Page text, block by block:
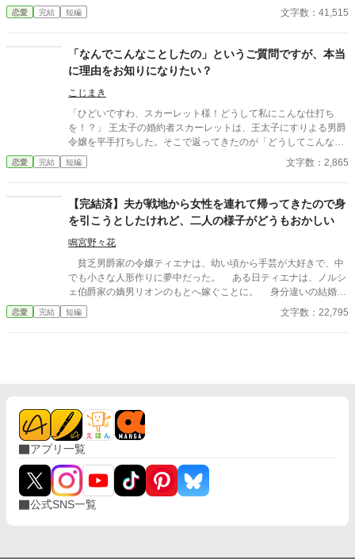
私は家を出ることにしよう。 私はある日見つけた求人を手に、遠
く離れたキルシュタイン公爵領へと向かうことしたのだった。 ※
説家になろう様でも掲載しています
恋愛 完結 短編 文字数：41,515
「なんでこんなことしたの」というご質問ですが、本当
に理由をお知りになりたい？
こじまき
「ひどいですわ、スカーレット様！どうして私にこんな仕打ち
を！？」 王太子の婚約者スカーレットは、王太子にすりよる男爵
令嬢を平手打ちした。そこで返ってきたのが「どうしてこんなこ
とを」という質問である。 わからないなら、丁寧にご説明して差
し上げるわ。でも、本当に大丈夫かしら。 ――全部説明された
恋愛 完結 短編 文字数：2,865
【完結済】夫が戦地から女性を連れて帰ってきたので身
を引こうとしたけれど、二人の様子がどうもおかしい
鳴宮野々花
貧乏男爵家の令嬢ティエナは、幼い頃から手芸が大好きで、中
でも小さな人形作りに夢中だった。 ある日ティエナは、ノルシ
ェ伯爵家の嫡男リオンのもとへ嫁ぐことに。 身分違いの結婚に
戸惑いながらも、伯爵夫人として相応しくあろうと、ティエナは
人形作りをきっぱりとやめ、勉強に明け暮れる日々を送ってい
す。
恋愛 完結 短編 文字数：22,795
アプリ一覧
公式SNS一覧